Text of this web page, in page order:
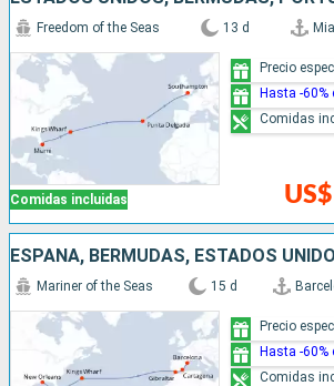
Comidas incluidas
Freedom of the Seas 13 d
Precio
Hasta -60%
Comidas
ESPAÑA, BERMUDAS, ESTADOS
Mariner of the Seas 15 d
Precio
Hasta -60%
Comidas